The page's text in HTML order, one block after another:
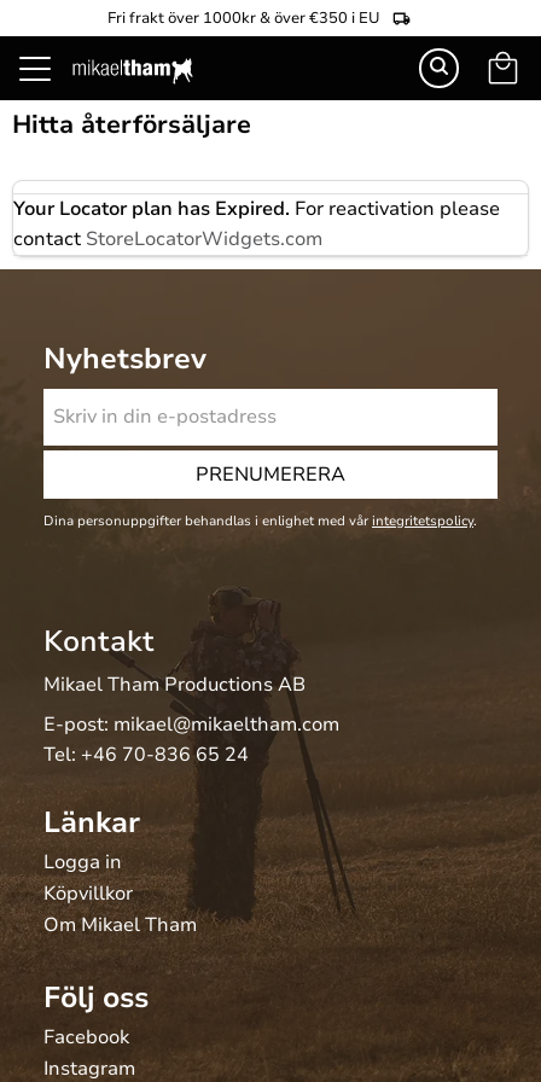
Meny
Fri frakt över 1000kr & över €350 i EU
Hitta återförsäljare
Your Locator plan has Expired. For reactivation please
contact StoreLocatorWidgets.com
Nyhetsbrev
PRENUMERERA
Dina personuppgifter behandlas i enlighet med vår integritetspolicy.
Kontakt
Mikael Tham Productions AB
E-post: mikael@mikaeltham.com
Tel: +46 70-836 65 24
Länkar
Logga in
Köpvillkor
Om Mikael Tham
Följ oss
Facebook
Instagram